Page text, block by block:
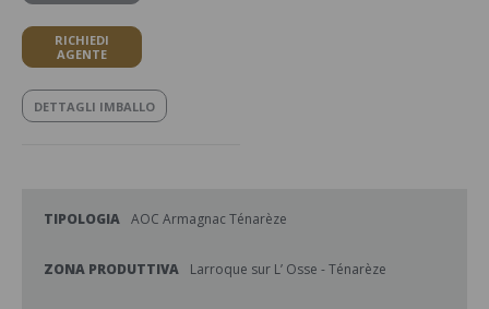
RICHIEDI
AGENTE
DETTAGLI IMBALLO
TIPOLOGIA AOC Armagnac Ténarèze
ZONA PRODUTTIVA Larroque sur L’ Osse - Ténarèze